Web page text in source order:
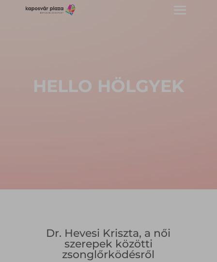
HELLO HÖLGYEK
Dr. Hevesi Kriszta, a női
szerepek közötti
zsonglőrködésről